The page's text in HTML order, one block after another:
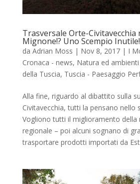
Trasversale Orte-Civitavecchia
Mignone!? Uno Scempio Inutile!
da Adrian Moss | Nov 8, 2017| I
Cronaca - news, Natura ed
della Tuscia, Tuscia - Paesaggio
Alla fine, riguardo al dibattito sulla
Civitavecchia, tutti la pensano nello
Vogliono tutti il miglioramento della
regionale – poi alcuni sognano di
trasportare prodotti importati da